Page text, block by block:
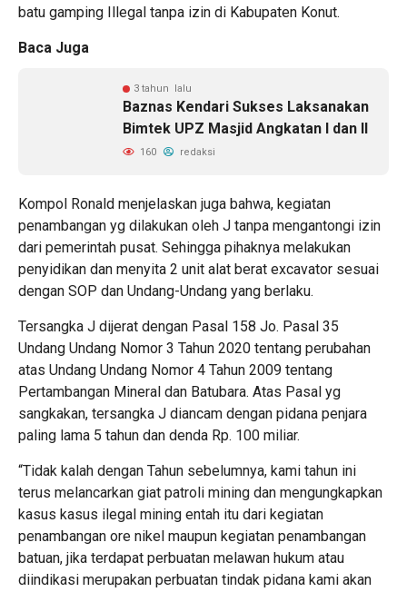
batu gamping Illegal tanpa izin di Kabupaten Konut.
Baca Juga
3 tahun lalu
Baznas Kendari Sukses Laksanakan
Bimtek UPZ Masjid Angkatan I dan II
160 redaksi
Kompol Ronald menjelaskan juga bahwa, kegiatan
penambangan yg dilakukan oleh J tanpa mengantongi izin
dari pemerintah pusat. Sehingga pihaknya melakukan
penyidikan dan menyita 2 unit alat berat excavator sesuai
dengan SOP dan Undang-Undang yang berlaku.
Tersangka J dijerat dengan Pasal 158 Jo. Pasal 35
Undang Undang Nomor 3 Tahun 2020 tentang perubahan
atas Undang Undang Nomor 4 Tahun 2009 tentang
Pertambangan Mineral dan Batubara. Atas Pasal yg
sangkakan, tersangka J diancam dengan pidana penjara
paling lama 5 tahun dan denda Rp. 100 miliar.
“Tidak kalah dengan Tahun sebelumnya, kami tahun ini
terus melancarkan giat patroli mining dan mengungkapkan
kasus kasus ilegal mining entah itu dari kegiatan
penambangan ore nikel maupun kegiatan penambangan
batuan, jika terdapat perbuatan melawan hukum atau
diindikasi merupakan perbuatan tindak pidana kami akan